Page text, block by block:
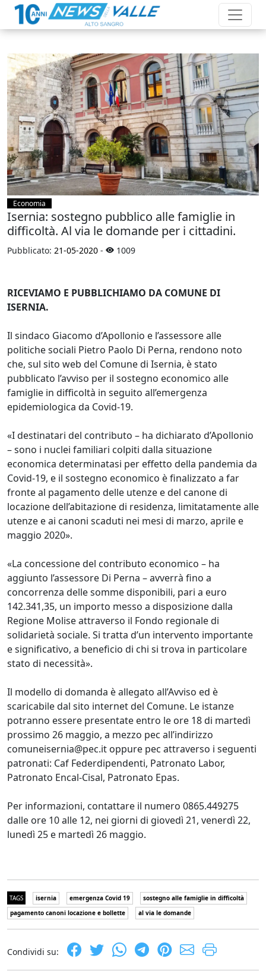
Economia
Isernia: sostegno pubblico alle famiglie in
difficoltà. Al via le domande per i cittadini.
Pubblicato: 21-05-2020 - 1009
RICEVIAMO E PUBBLICHIAMO DA COMUNE DI
ISERNIA.
Il sindaco Giacomo d’Apollonio e l’assessore alle
politiche sociali Pietro Paolo Di Perna, rendono noto
che, sul sito web del Comune di Isernia, è stato
pubblicato l’avviso per il sostegno economico alle
famiglie in difficoltà in seguito all’emergenza
epidemiologica da Covid-19.
«I destinatari del contributo – ha dichiarato d’Apollonio
– sono i nuclei familiari colpiti dalla situazione
economica determinatasi per effetto della pandemia da
Covid-19, e il sostegno economico è finalizzato a far
fronte al pagamento delle utenze e del canone di
locazione dell’abitazione di residenza, limitatamente alle
utenze e ai canoni scaduti nei mesi di marzo, aprile e
maggio 2020».
«La concessione del contributo economico – ha
aggiunto l’assessore Di Perna – avverrà fino a
concorrenza delle somme disponibili, pari a euro
142.341,35, un importo messo a disposizione dalla
Regione Molise attraverso il Fondo regionale di
solidarietà sociale. Si tratta d’un intervento importante
e significativo, a beneficio di chi si trova in particolare
stato di necessità».
Il modello di domanda è allegato all’Avviso ed è
scaricabile dal sito internet del Comune. Le istanze
potranno essere presentate entro le ore 18 di martedì
prossimo 26 maggio, a mezzo pec all’indirizzo
comuneisernia@pec.it oppure pec attraverso i seguenti
patronati: Caf Federdipendenti, Patronato Labor,
Patronato Encal-Cisal, Patronato Epas.
Per informazioni, contattare il numero 0865.449275
dalle ore 10 alle 12, nei giorni di giovedì 21, venerdì 22,
lunedì 25 e martedì 26 maggio.
TAGS isernia emergenza Covid 19
sostegno alle famiglie in difficoltà
pagamento canoni locazione e bollette
al via le domande
Condividi su: